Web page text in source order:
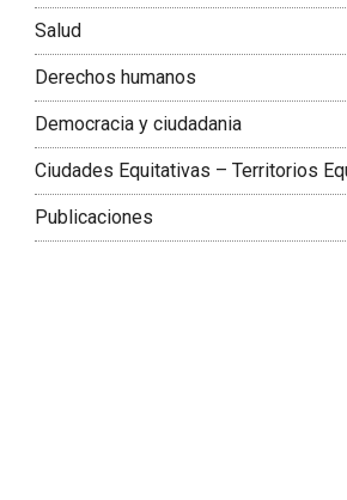
Salud
Derechos humanos
Democracia y ciudadania
Ciudades Equitativas – Territorios
Publicaciones